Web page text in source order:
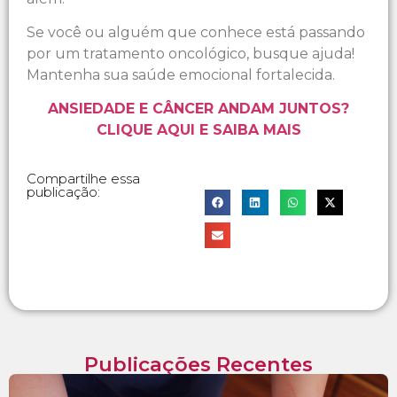
Se você ou alguém que conhece está passando
por um tratamento oncológico, busque ajuda!
Mantenha sua saúde emocional fortalecida.
ANSIEDADE E CÂNCER ANDAM JUNTOS?
CLIQUE AQUI E SAIBA MAIS
Compartilhe essa
publicação:
Publicações Recentes